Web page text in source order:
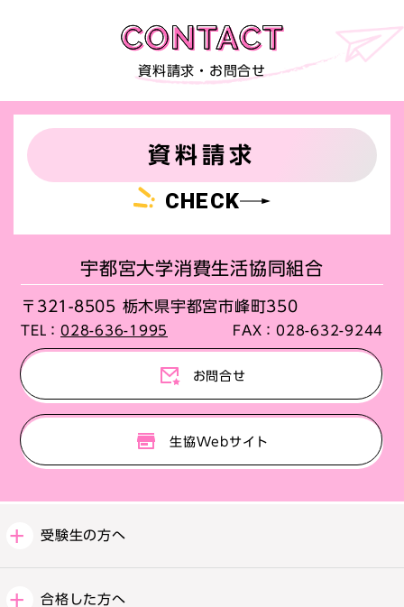
資料請求・お問合せ
資料請求
CHECK
宇都宮大学消費生活協同組合
〒321-8505 栃木県宇都宮市峰町350
TEL： 028-636-1995 FAX： 028-632-9244
お問合せ
生協Webサイト
受験生の方へ
合格した方へ